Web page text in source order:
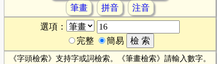
筆畫
拼音
注音
選項：
完整
簡易
《字頭檢索》支持字或詞檢索。《筆畫檢索》請輸入數字。